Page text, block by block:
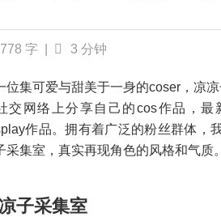
778 字 3 分钟
位集可爱与甜美于一身的coser，凉
交网络上分享自己的cos作品，
作品。拥有着广泛的粉丝群体，
采集室，真实再现角色的风格和气质。
子采集室